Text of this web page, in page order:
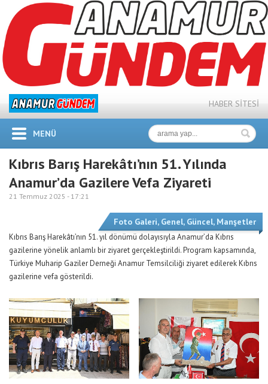
HABER SİTESİ
MENÜ
Kıbrıs Barış Harekâtı’nın 51. Yılında
Anamur’da Gazilere Vefa Ziyareti
21 Temmuz 2025 - 17:21
Foto Galeri, Genel, Güncel, Manşetler
Kıbrıs Barış Harekâtı’nın 51. yıl dönümü dolayısıyla Anamur’da Kıbrıs
gazilerine yönelik anlamlı bir ziyaret gerçekleştirildi. Program kapsamında,
Türkiye Muharip Gaziler Derneği Anamur Temsilciliği ziyaret edilerek Kıbrıs
gazilerine vefa gösterildi.